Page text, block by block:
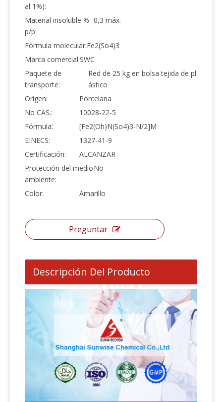
al 1%):
Material insoluble %
p/p:
0,3 máx.
Fórmula molecular:Fe2(So4)3
Marca comercial:SWC
Paquete de
transporte:
Red de 25 kg en bolsa tejida de pl
ástico
Origen:
Porcelana
No CAS.:
10028-22-5
Fórmula:
[Fe2(Oh)N(So4)3-N/2]M
EINECS:
1327-41-9
Certificación:
ALCANZAR
Protección del medio
ambiente:
No
Color: Amarillo
Preguntar
Descripción Del Producto